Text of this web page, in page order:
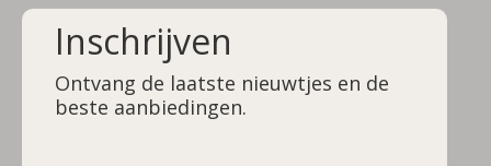
l
a
l
Inschrijven
Ontvang de laatste nieuwtjes en de
beste aanbiedingen.